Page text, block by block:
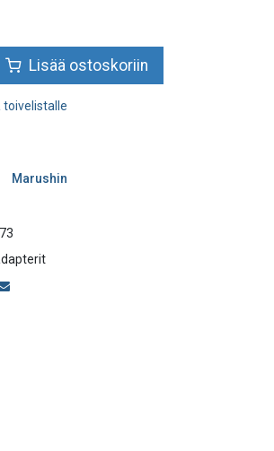
Lisää ostoskoriin
toivelistalle
Marushin